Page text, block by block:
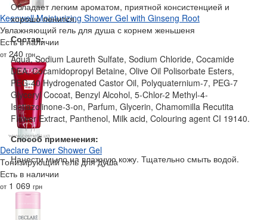
Обладает легким ароматом, приятной консистенцией и
хорошо пенится.
Состав:
Aqua, Sodium Laureth Sulfate, Sodium Chloride, Cocamide
DEA, Cocamidopropyl Betaine, Olive Oil Polisorbate Esters,
PEG-40 Hydrogenated Castor Oil, Polyquaternium-7, PEG-7
Glyceryl Cocoat, Benzyl Alcohol, 5-Chlor-2 Methyl-4-
Isotiazolinone-3-on, Parfum, Glycerin, Chamomilla Recutita
Flower Extract, Panthenol, Milk acid, Colouring agent CI 19140.
Способ применения:
Нанести мыло на влажную кожу. Тщательно смыть водой.
Keenwell Moisturizing Shower Gel with Ginseng Root
Увлажняющий гель для душа с корнем женьшеня
Есть в наличии
от 240 грн
Declare Power Shower Gel
Тонизирующий гель для душа
Есть в наличии
от 1 069 грн